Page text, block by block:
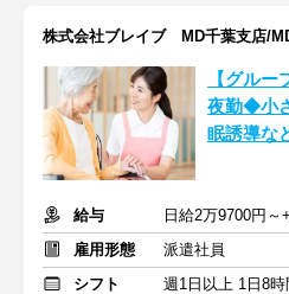
株式会社ブレイブ MD千葉支店/
【グル
夜勤◆小
眠誘導な
給与
日給2万9700円～
雇用形態
派遣社員
シフト
週1日以上 1日8